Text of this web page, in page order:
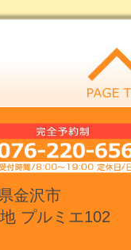
金沢市
プルミエ102